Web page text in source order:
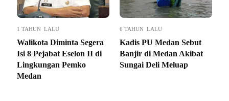
1 TAHUN LALU
Walikota Diminta Segera
Isi 8 Pejabat Eselon II di
Lingkungan Pemko
Medan
6 TAHUN LALU
Kadis PU Medan Sebut
Banjir di Medan Akibat
Sungai Deli Meluap